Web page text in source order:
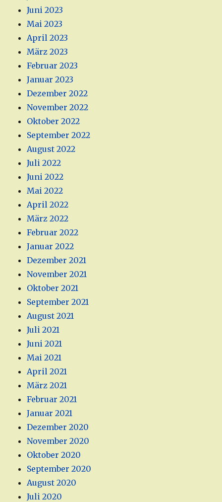
Juni 2023
Mai 2023
April 2023
März 2023
Februar 2023
Januar 2023
Dezember 2022
November 2022
Oktober 2022
September 2022
August 2022
Juli 2022
Juni 2022
Mai 2022
April 2022
März 2022
Februar 2022
Januar 2022
Dezember 2021
November 2021
Oktober 2021
September 2021
August 2021
Juli 2021
Juni 2021
Mai 2021
April 2021
März 2021
Februar 2021
Januar 2021
Dezember 2020
November 2020
Oktober 2020
September 2020
August 2020
Juli 2020